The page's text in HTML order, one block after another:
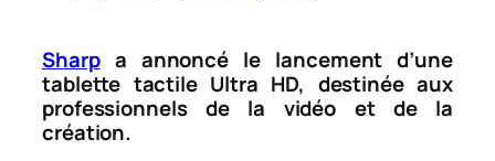
Sharpa annoncé le lancement d’une
tablette tactile Ultra HD, destinée aux
professionnels de la vidéo et de la
création.